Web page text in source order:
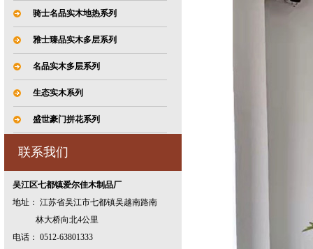
骑士名品实木地热系列
雅士臻品实木多层系列
名品实木多层系列
生态实木系列
盛世豪门拼花系列
联系我们
吴江区七都镇爱尔佳木制品厂
地址： 江苏省吴江市七都镇吴越南路南
林大桥向北4公里
电话： 0512-63801333